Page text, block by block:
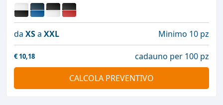
da XSa XXL Minimo 10 pz
€ 10,18
cadauno per 100 pz
CALCOLA PREVENTIVO